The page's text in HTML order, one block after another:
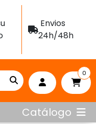
Envios
24h/48h
0
Catálogo